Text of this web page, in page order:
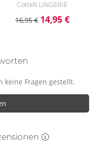
Cottelli LINGERIE
16,95 € 14,95 €
keine Fragen gestellt.